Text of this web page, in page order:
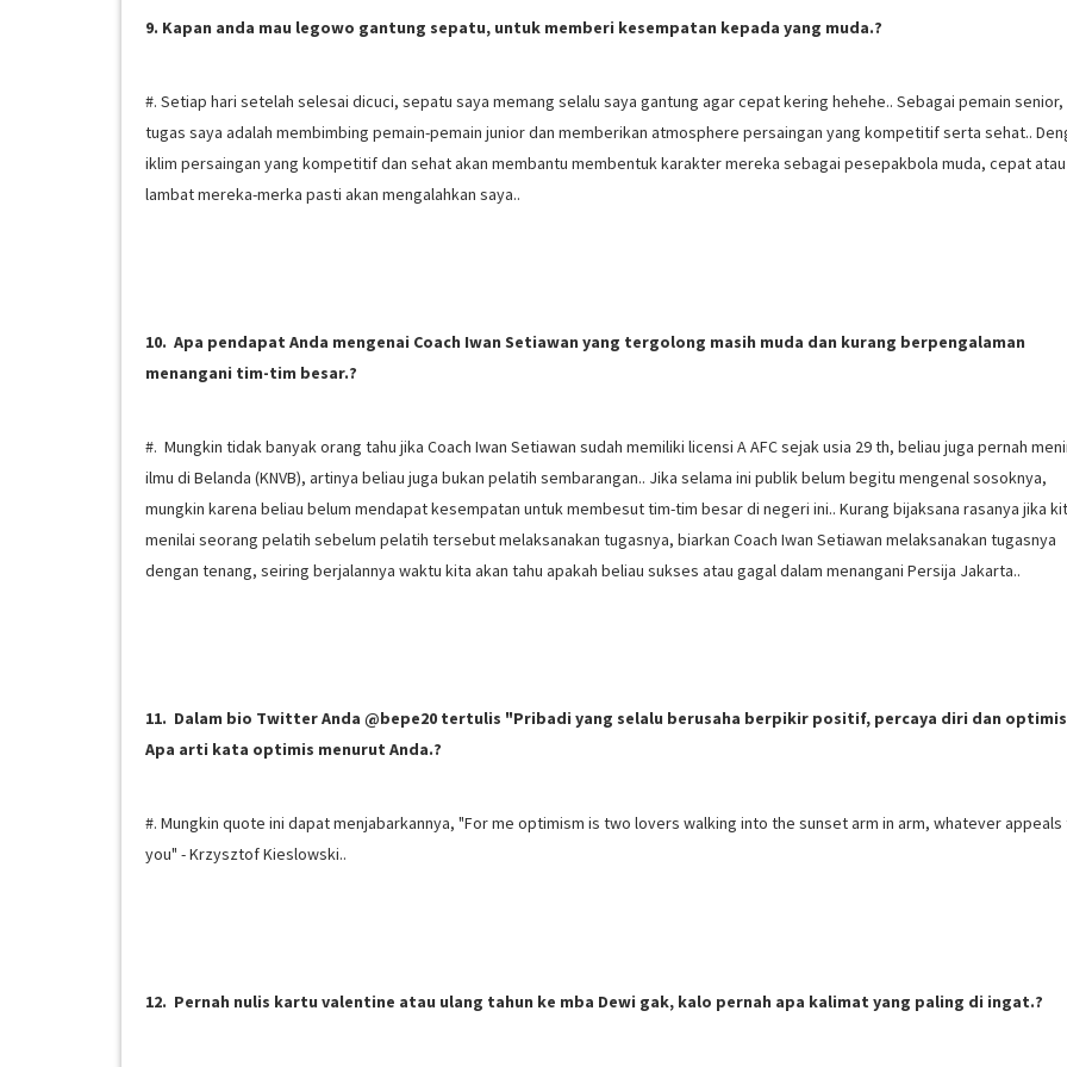
9. Kapan anda mau legowo gantung sepatu, untuk memberi kesempatan kepada yang muda.?
#. Setiap hari setelah selesai dicuci, sepatu saya memang selalu saya gantung agar cepat kering hehehe.. Sebagai pemain senior,
tugas saya adalah membimbing pemain-pemain junior dan memberikan atmosphere persaingan yang kompetitif serta sehat..
iklim persaingan yang kompetitif dan sehat akan membantu membentuk karakter mereka sebagai pesepakbola muda, cepat atau
lambat mereka-merka pasti akan mengalahkan saya..
10. Apa pendapat Anda mengenai Coach Iwan Setiawan yang tergolong masih muda dan kurang berpengalaman
menangani tim-tim besar.?
#. Mungkin tidak banyak orang tahu jika Coach Iwan Setiawan sudah memiliki licensi A AFC sejak usia 29 th, beliau juga pernah
ilmu di Belanda (KNVB), artinya beliau juga bukan pelatih sembarangan.. Jika selama ini publik belum begitu mengenal sosoknya,
mungkin karena beliau belum mendapat kesempatan untuk membesut tim-tim besar di negeri ini.. Kurang bijaksana rasanya jika
menilai seorang pelatih sebelum pelatih tersebut melaksanakan tugasnya, biarkan Coach Iwan Setiawan melaksanakan tugasnya
dengan tenang, seiring berjalannya waktu kita akan tahu apakah beliau sukses atau gagal dalam menangani Persija Jakarta..
11. Dalam bio Twitter Anda @bepe20 tertulis "Pribadi yang selalu berusaha berpikir positif, percaya diri dan
Apa arti kata optimis menurut Anda.?
#. Mungkin quote ini dapat menjabarkannya, "For me optimism is two lovers walking into the sunset arm in arm, whatever appeals
you" - Krzysztof Kieslowski..
12. Pernah nulis kartu valentine atau ulang tahun ke mba Dewi gak, kalo pernah apa kalimat yang paling di ingat.?